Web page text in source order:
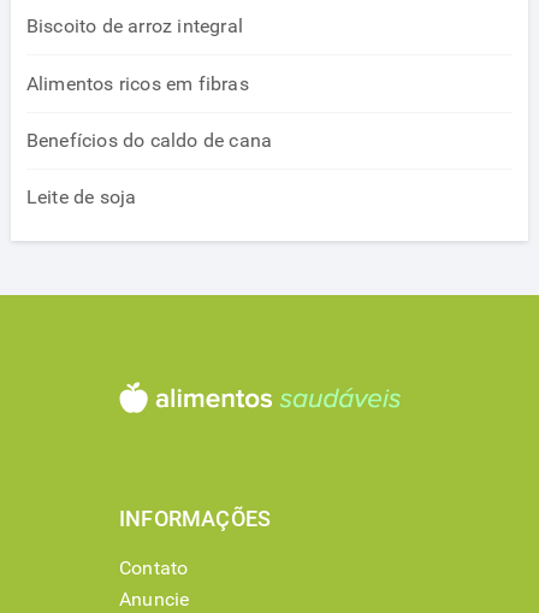
Biscoito de arroz integral
Alimentos ricos em fibras
Benefícios do caldo de cana
Leite de soja
INFORMAÇÕES
Contato
Anuncie